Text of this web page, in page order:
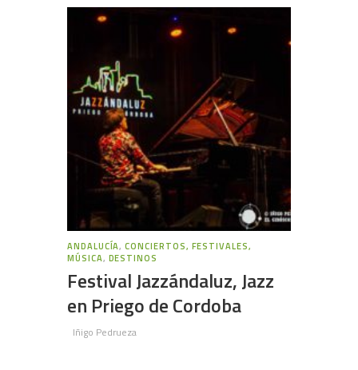
ANDALUCÍA,CONCIERTOS, FESTIVALES,
MÚSICA, DESTINOS
Festival Jazzándaluz, Jazz
en Priego de Cordoba
Iñigo Pedrueza